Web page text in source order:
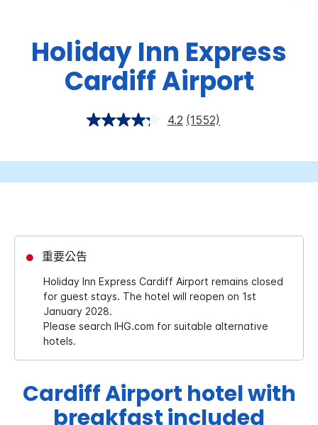
Holiday Inn Express
Cardiff Airport
4.2 (1552)
重要公告
Holiday Inn Express Cardiff Airport remains closed
for guest stays. The hotel will reopen on 1st
January 2028.
Please search IHG.com for suitable alternative
hotels.
Cardiff Airport hotel with
breakfast included